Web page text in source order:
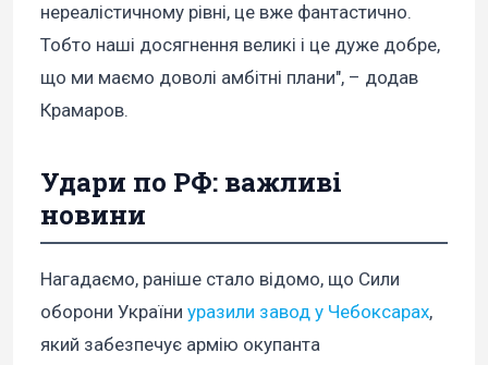
нереалістичному рівні, це вже фантастично.
Тобто наші досягнення великі і це дуже добре,
що ми маємо доволі амбітні плани", – додав
Крамаров.
Удари по РФ: важливі
новини
Нагадаємо, раніше стало відомо, що Сили
оборони України уразили завод у Чебоксарах,
який забезпечує армію окупанта